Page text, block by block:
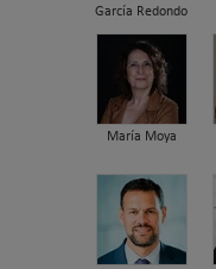
García Redondo
María Moya